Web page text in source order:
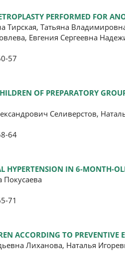
PERFORMED FOR
Татьяна
Евгения Сергеевна
57
OF PREPARATORY
Селиверстов,
64
HYPERTENSION IN 6-MONTH-
Покусаева
71
ACCORDING TO
Лиханова, Наталья